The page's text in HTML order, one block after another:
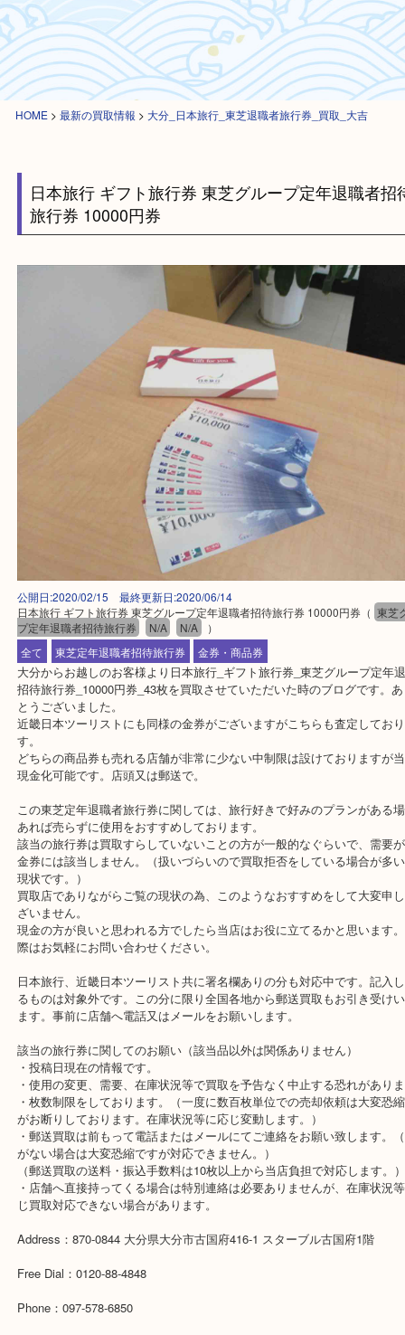
HOME
日本旅行 ギフト旅行券 東芝グループ定年退職
旅行券 10000円券
公開日:2020/02/15 最終更新日:2020/06/14
日本旅行 ギフト旅行券 東芝グループ定年退職者招待旅行券 10000円券
プ定年退職者招待旅行券 N/A N/A ）
全て
東芝定年退職者招待旅行券 金券・商品券
大分からお越しのお客様より日本旅行_ギフト旅行券_東芝グループ
とうございました。
近畿日本ツーリストにも同様の金券がございますがこちらも査定し
す。
どちらの商品券も売れる店舗が非常に少ない中制限は設けておりま
現金化可能です。店頭又は郵送で。
この東芝定年退職者旅行券に関しては、旅行好きで好みのプランが
あれば売らずに使用をおすすめしております。
該当の旅行券は買取すらしていないことの方が一般的なぐらいで、
金券には該当しません。（扱いづらいので買取拒否をしている場合
現状です。）
買取店でありながらご覧の現状の為、このようなおすすめをして大
現金の方が良いと思われる方でしたら当店はお役に立てるかと思い
際はお気軽にお問い合わせください。
日本旅行、近畿日本ツーリスト共に署名欄ありの分も対応中です。
るものは対象外です。この分に限り全国各地から郵送買取もお引き
ます。事前に店舗へ電話又はメールをお願いします。
該当の旅行券に関してのお願い（該当品以外は関係ありません）
・投稿日現在の情報です。
・使用の変更、需要、在庫状況等で買取を予告なく中止する恐れが
・枚数制限をしております。（一度に数百枚単位での売却依頼は大
・郵送買取は前もって電話またはメールにてご連絡をお願い致しま
（郵送買取の送料・振込手数料は10枚以上から当店負担で対応しま